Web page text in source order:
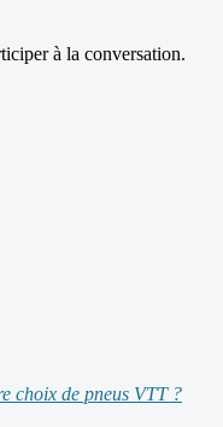
à la conversation.
choix de pneus VTT ?